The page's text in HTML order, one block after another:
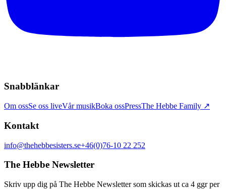
Snabblänkar
Om ossSe oss liveVår musikBoka ossPressThe Hebbe Family ↗
Kontakt
info@thehebbesisters.se+46(0)76-10 22 252
The Hebbe Newsletter
Skriv upp dig på The Hebbe Newsletter som skickas ut ca 4 ggr per